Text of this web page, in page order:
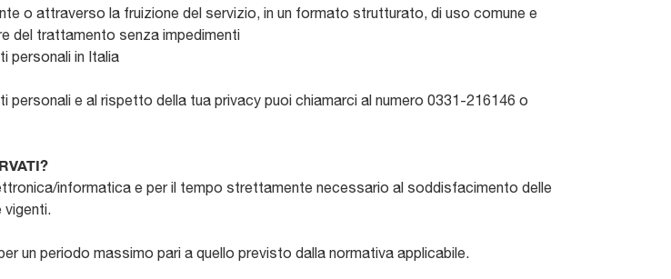
o attraverso la fruizione del servizio, in un formato strutturato, di uso comune e
del trattamento senza impedimenti
personali in Italia
e al rispetto della tua privacy puoi chiamarci al numero 0331-216146 o
informatica e per il tempo strettamente necessario al soddisfacimento delle
vigenti.
un periodo massimo pari a quello previsto dalla normativa applicabile.